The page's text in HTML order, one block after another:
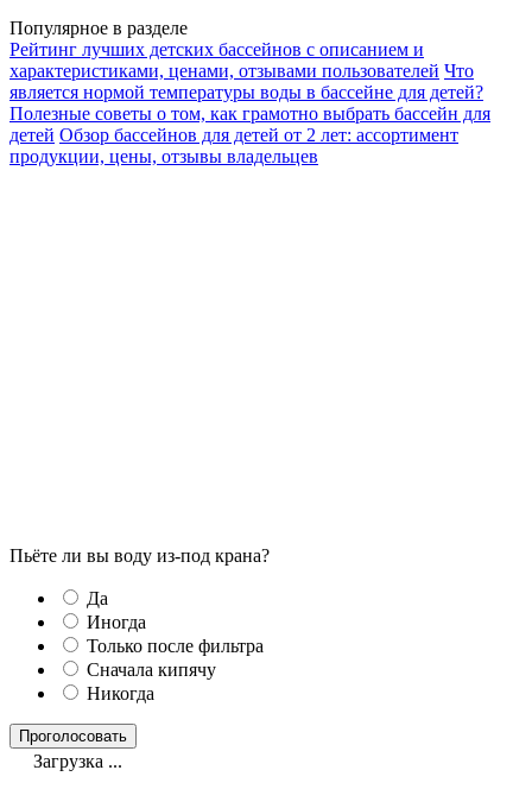
Популярное в разделе
Рейтинг лучших детских бассейнов с описанием и
характеристиками, ценами, отзывами пользователей Что
является нормой температуры воды в бассейне для детей?
Полезные советы о том, как грамотно выбрать бассейн для
детей Обзор бассейнов для детей от 2 лет: ассортимент
продукции, цены, отзывы владельцев
Пьёте ли вы воду из-под крана?
Да
Иногда
Только после фильтра
Сначала кипячу
Никогда
Загрузка ...